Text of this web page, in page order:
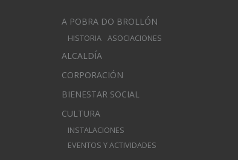
A POBRA DO BROLLÓN
HISTORIA ASOCIACIONES
ALCALDÍA
CORPORACIÓN
BIENESTAR SOCIAL
CULTURA
INSTALACIONES
EVENTOS Y ACTIVIDADES